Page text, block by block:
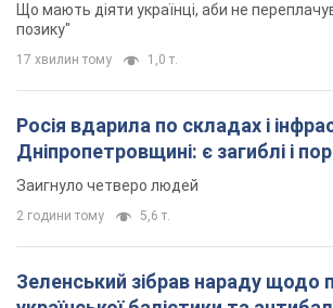
Що мають діяти українці, аби не
позику"
17 хвилин тому 1,0 т.
Росія вдарила по складах і
Дніпропетровщині: є загиблі і
Заигнуло четверо людей
2 години тому 5,6 т.
Зеленський зібрав нараду щодо